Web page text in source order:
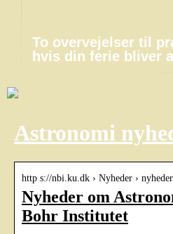
To overvejelser til
hvis din ferie bliver
Astronomi
http s://nbi.ku.dk › Nyheder ›
Nyheder om
Bohr Institutet